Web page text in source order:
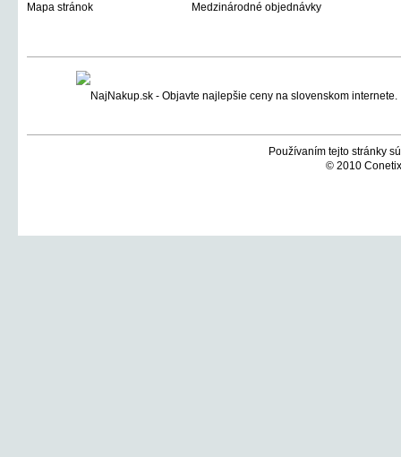
Mapa stránok
Medzinárodné objednávky
Používaním tejto stránky
© 2010